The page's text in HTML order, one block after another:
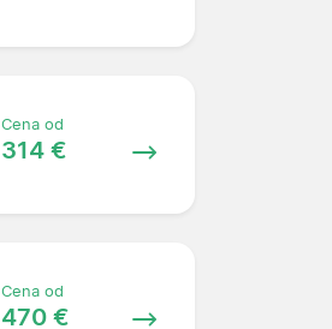
Cena od
314 €
Cena od
470 €